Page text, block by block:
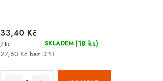
SKLADEM (18 ks)
27,60 Kč bez DPH
33,40 Kč
/ ks